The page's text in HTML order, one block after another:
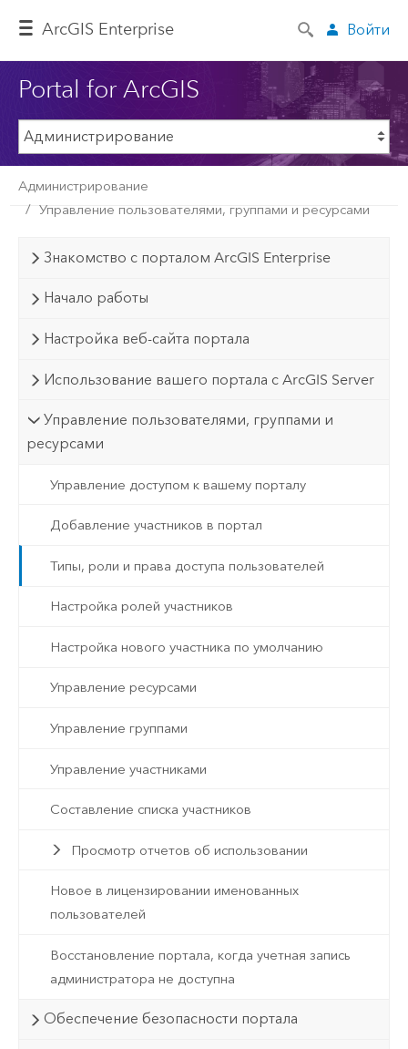
ArcGIS Enterprise Войти
Portal for ArcGIS
Администрирование
Управление пользователями, группами и ресурсами
Знакомство с порталом ArcGIS Enterprise
Начало работы
Настройка веб-сайта портала
Использование вашего портала с ArcGIS Server
Управление пользователями, группами и
ресурсами
Управление доступом к вашему порталу
Добавление участников в портал
Типы, роли и права доступа пользователей
Настройка ролей участников
Настройка нового участника по умолчанию
Управление ресурсами
Управление группами
Управление участниками
Составление списка участников
Просмотр отчетов об использовании
Новое в лицензировании именованных
пользователей
Восстановление портала, когда учетная запись
администратора не доступна
Обеспечение безопасности портала